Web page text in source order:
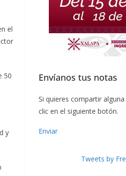
el
50
y
Envíanos tus notas
Si quieres compartir
clic en el siguiente botón.
Enviar
Tweets by